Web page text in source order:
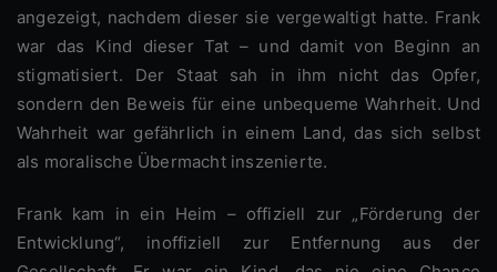
angezeigt, nachdem dieser sie vergewaltigt hatte. Frank
war das Kind dieser Tat – und damit von Beginn an
stigmatisiert. Der Staat sah in ihm nicht das Opfer,
sondern den Beweis für eine unbequeme Wahrheit. Und
Wahrheit war gefährlich in einem Land, das sich selbst
als moralische Übermacht inszenierte.
Frank kam in ein Heim – offiziell zur „Förderung der
Entwicklung“, inoffiziell zur Entfernung aus der